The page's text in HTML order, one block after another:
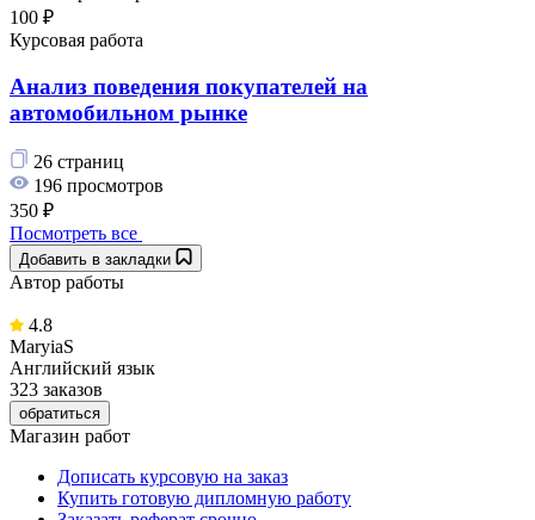
100 ₽
Курсовая работа
Анализ поведения покупателей на
автомобильном рынке
26 страниц
196 просмотров
350 ₽
Посмотреть все
Добавить в закладки
Автор работы
4.8
MaryiaS
Английский язык
323 заказов
обратиться
Магазин работ
Дописать курсовую на заказ
Купить готовую дипломную работу